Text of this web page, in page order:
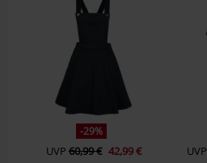
-29%
UVP 60,99 € 42,99 € UVP